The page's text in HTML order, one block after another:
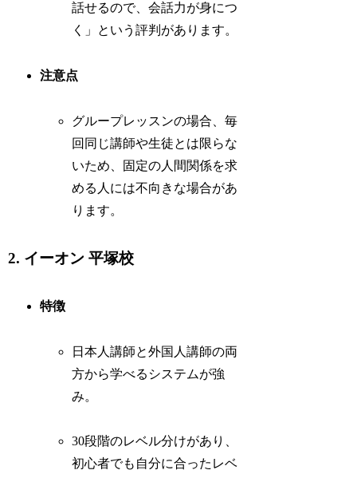
話せるので、会話力が身につ
く」という評判があります。
注意点
グループレッスンの場合、毎
回同じ講師や生徒とは限らな
いため、固定の人間関係を求
める人には不向きな場合があ
ります。
2. イーオン 平塚校
特徴
日本人講師と外国人講師の両
方から学べるシステムが強
み。
30段階のレベル分けがあり、
初心者でも自分に合ったレベ